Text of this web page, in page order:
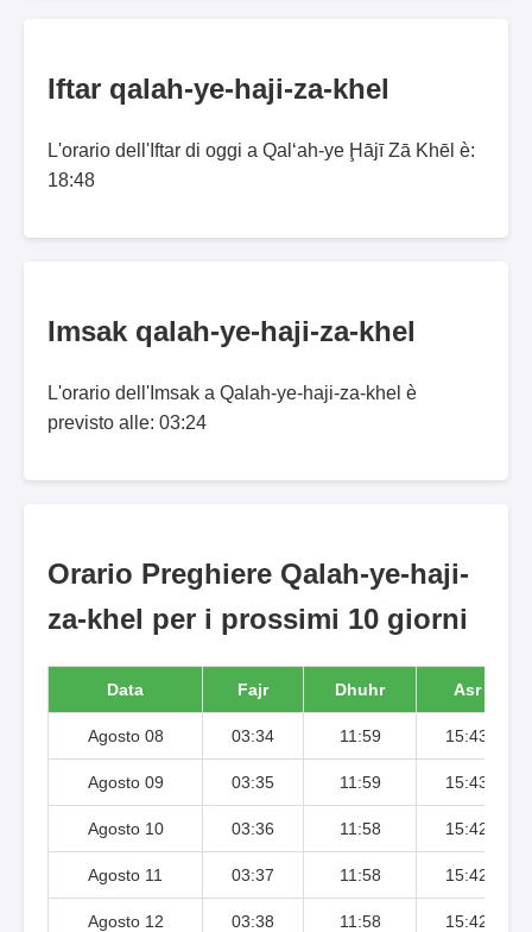
Iftar qalah-ye-haji-za-khel
L'orario dell'Iftar di oggi a Qal‘ah-ye Ḩājī Zā Khēl è:
18:48
Imsak qalah-ye-haji-za-khel
L'orario dell'Imsak a Qalah-ye-haji-za-khel è
previsto alle: 03:24
Orario Preghiere Qalah-ye-haji-
za-khel per i prossimi 10 giorni
Data Fajr Dhuhr Asr
Agosto 08 03:34 11:59 15:43
Agosto 09 03:35 11:59 15:43
Agosto 10 03:36 11:58 15:42
Agosto 11 03:37 11:58 15:42
Agosto 12 03:38 11:58 15:42